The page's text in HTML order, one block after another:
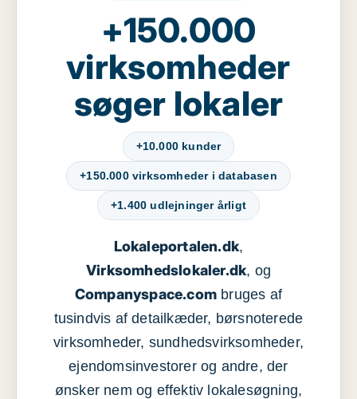
+150.000
virksomheder
søger lokaler
+10.000 kunder
+150.000 virksomheder i databasen
+1.400 udlejninger årligt
Lokaleportalen.dk,
Virksomhedslokaler.dk, og
Companyspace.com bruges af
tusindvis af detailkæder, børsnoterede
virksomheder, sundhedsvirksomheder,
ejendomsinvestorer og andre, der
ønsker nem og effektiv lokalesøgning,